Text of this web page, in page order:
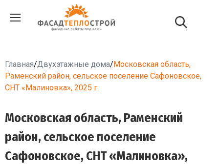
Главная/Двухэтажные дома/Московская область,
Раменский район, сельское поселение Сафоновское,
СНТ «Малиновка», 2025 г.
Московская область, Раменский
район, сельское поселение
Сафоновское, СНТ «Малиновка»,